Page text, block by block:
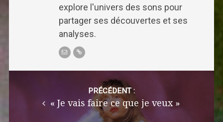
explore l'univers des sons pour
partager ses découvertes et ses
analyses.
PRÉCÉDENT :
« Je vais faire ce que je veux »